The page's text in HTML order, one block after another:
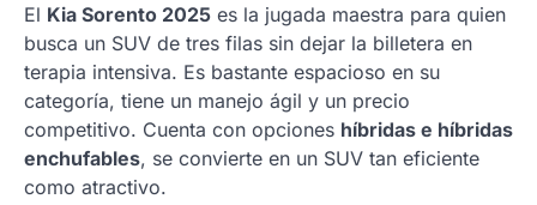
El Kia Sorento 2025 es la jugada maestra para quien
busca un SUV de tres filas sin dejar la billetera en
terapia intensiva. Es bastante espacioso en su
categoría, tiene un manejo ágil y un precio
competitivo. Cuenta con opciones híbridas e híbridas
enchufables, se convierte en un SUV tan eficiente
como atractivo.